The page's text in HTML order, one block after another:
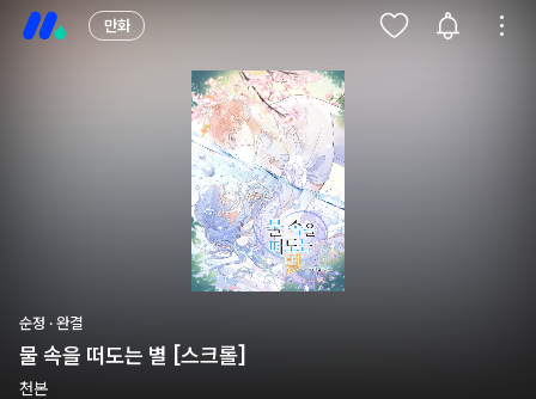
만화
순정 · 완결
물 속을 떠도는 별 [스크롤]
천본